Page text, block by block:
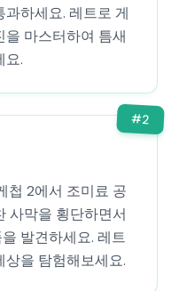
하세요. 레트로 게
마스터하여 틈새
요.
#2
첩 2에서 조미료 공
사막을 횡단하면서
발견하세요. 레트
을 탐험해보세요.